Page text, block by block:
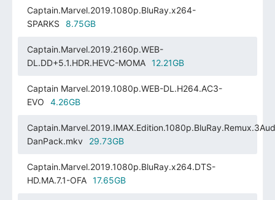
Captain.Marvel.2019.1080p.BluRay.x264-
SPARKS
8.75GB
Captain.Marvel.2019.2160p.WEB-
DL.DD+5.1.HDR.HEVC-MOMA
12.21GB
Captain Marvel.2019.1080p.WEB-DL.H264.AC3-
EVO
4.26GB
DanPack.mkv
29.73GB
Captain.Marvel.2019.1080p.BluRay.x264.DTS-
HD.MA.7.1-OFA
17.65GB